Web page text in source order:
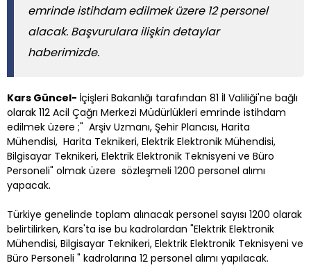
emrinde istihdam edilmek üzere 12 personel
alacak. Başvurulara ilişkin detaylar
haberimizde.
Kars Güncel- İçişleri Bakanlığı tarafından 81 İl Valiliği'ne bağlı
olarak 112 Acil Çağrı Merkezi Müdürlükleri emrinde istihdam
edilmek üzere ;" Arşiv Uzmanı, Şehir Plancısı, Harita
Mühendisi, Harita Teknikeri, Elektrik Elektronik Mühendisi,
Bilgisayar Teknikeri, Elektrik Elektronik Teknisyeni ve Büro
Personeli" olmak üzere sözleşmeli 1200 personel alımı
yapacak.
Türkiye genelinde toplam alınacak personel sayısı 1200 olarak
belirtilirken, Kars'ta ise bu kadrolardan "Elektrik Elektronik
Mühendisi, Bilgisayar Teknikeri, Elektrik Elektronik Teknisyeni ve
Büro Personeli " kadrolarına 12 personel alımı yapılacak.